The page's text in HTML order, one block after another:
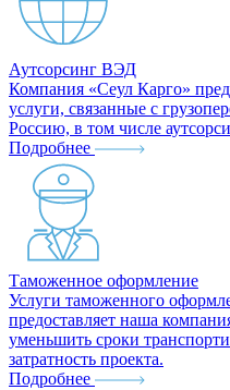
Аутсорсинг ВЭД
Компания «Сеул Карго»
услуги, связанные с
Россию, в том числе
Подробнее
Таможенное оформление
Услуги таможенного
предоставляет наша
уменьшить сроки
затратность проекта.
Подробнее